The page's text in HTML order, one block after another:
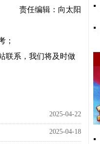
责任编辑：向太阳
；
联系，我们将及时做
2025-04-22
2025-04-18